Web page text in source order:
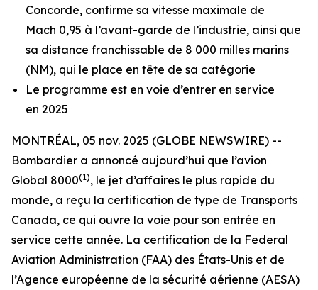
Concorde, confirme sa vitesse maximale de
Mach 0,95 à l’avant-garde de l’industrie, ainsi que
sa distance franchissable de 8 000 milles marins
(NM), qui le place en tête de sa catégorie
Le programme est en voie d’entrer en service
en 2025
MONTRÉAL, 05 nov. 2025 (GLOBE NEWSWIRE) --
Bombardier a annoncé aujourd’hui que l’avion
Global 8000(1), le jet d’affaires le plus rapide du
monde, a reçu la certification de type de Transports
Canada, ce qui ouvre la voie pour son entrée en
service cette année. La certification de la Federal
Aviation Administration (FAA) des États-Unis et de
l’Agence européenne de la sécurité aérienne (AESA)